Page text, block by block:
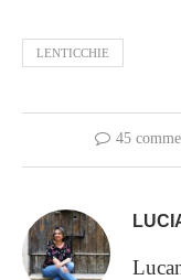
LENTICCHIE
45